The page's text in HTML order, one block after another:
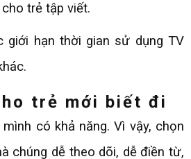
trẻ tập viết.
giới hạn thời gian sử dụng TV
trẻ mới biết đi
có khả năng. Vì vậy, chọn
chúng dễ theo dõi, dễ điền từ,